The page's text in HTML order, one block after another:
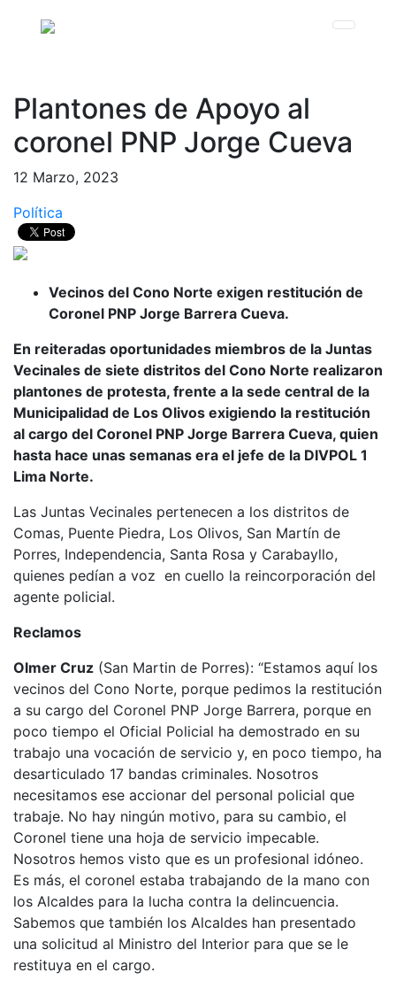
Plantones de Apoyo al
coronel PNP Jorge Cueva
12 Marzo, 2023
Política
Vecinos del Cono Norte exigen restitución de
Coronel PNP Jorge Barrera Cueva.
En reiteradas oportunidades miembros de la Juntas
Vecinales de siete distritos del Cono Norte realizaron
plantones de protesta, frente a la sede central de la
Municipalidad de Los Olivos exigiendo la restitución
al cargo del Coronel PNP Jorge Barrera Cueva, quien
hasta hace unas semanas era el jefe de la DIVPOL 1
Lima Norte.
Las Juntas Vecinales pertenecen a los distritos de
Comas, Puente Piedra, Los Olivos, San Martín de
Porres, Independencia, Santa Rosa y Carabayllo,
quienes pedían a voz en cuello la reincorporación del
agente policial.
Reclamos
Olmer Cruz (San Martin de Porres): “Estamos aquí los
vecinos del Cono Norte, porque pedimos la restitución
a su cargo del Coronel PNP Jorge Barrera, porque en
poco tiempo el Oficial Policial ha demostrado en su
trabajo una vocación de servicio y, en poco tiempo, ha
desarticulado 17 bandas criminales. Nosotros
necesitamos ese accionar del personal policial que
trabaje. No hay ningún motivo, para su cambio, el
Coronel tiene una hoja de servicio impecable.
Nosotros hemos visto que es un profesional idóneo.
Es más, el coronel estaba trabajando de la mano con
los Alcaldes para la lucha contra la delincuencia.
Sabemos que también los Alcaldes han presentado
una solicitud al Ministro del Interior para que se le
restituya en el cargo.